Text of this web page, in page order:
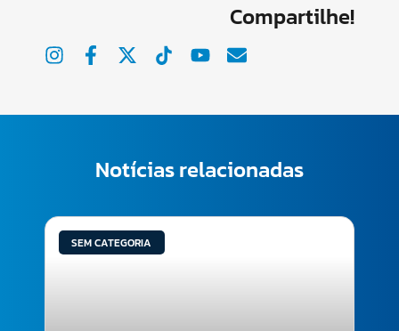
Compartilhe!
Notícias relacionadas
SEM CATEGORIA